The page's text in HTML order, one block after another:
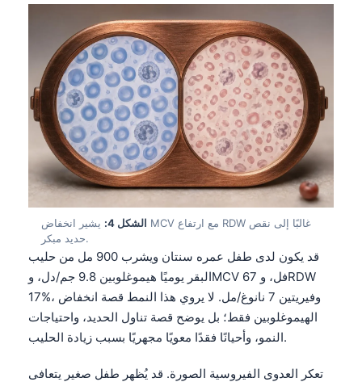
الشكل 4:
يشير انخفاض MCV مع ارتفاع RDW غالبًا إلى نقص
حديد مبكر.
قد يكون لدى طفل عمره سنتان ويشرب 900 مل من حليب
البقر يوميًا هيموغلوبين 9.8 جم/دل، وMCV 67 فل، وRDW
17%، وفيريتين 7 نانوغ/مل. لا يروي هذا النمط قصة انخفاض
الهيموغلوبين فقط؛ بل يوضح قصة تناول الحديد، واحتياجات
النمو، وأحيانًا فقدًا معويًا مجهريًا بسبب زيادة الحليب.
تعكر العدوى الفيروسية الصورة. قد يُظهر طفل صغير يتعافى